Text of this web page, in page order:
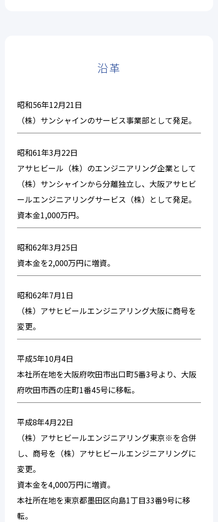
沿革
昭和56年12月21日
（株）サンシャインのサービス事業部として発足。
昭和61年3月22日
アサヒビール（株）のエンジニアリング企業として
（株）サンシャインから分離独立し、大阪アサヒビ
ールエンジニアリングサービス（株）として発足。
資本金1,000万円。
昭和62年3月25日
資本金を2,000万円に増資。
昭和62年7月1日
（株）アサヒビールエンジニアリング大阪に商号を
変更。
平成5年10月4日
本社所在地を大阪府吹田市出口町5番3号より、大阪
府吹田市西の庄町1番45号に移転。
平成8年4月22日
（株）アサヒビールエンジニアリング東京※を合併
し、商号を（株）アサヒビールエンジニアリングに
変更。
資本金を4,000万円に増資。
本社所在地を東京都墨田区向島1丁目33番9号に移
転。